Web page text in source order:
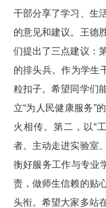
干部分享了学习、生
的意见和建议。 王德
们提出了三点建议：
的排头兵。作为学生
粒扣子。希望同学们
立“为人民健康服务”
火相传。第二，以“
者。主动走进实验室
衡好服务工作与专业
责，做师生信赖的贴
头衔。希望大家多站